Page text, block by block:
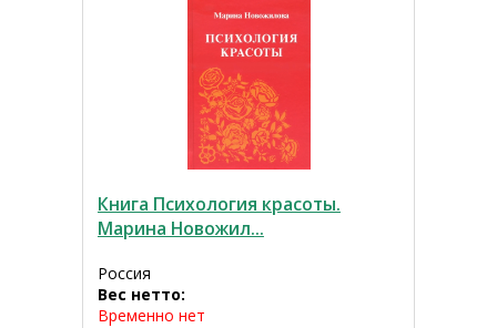
Книга Психология красоты.
Марина Новожил...
Россия
Вес нетто:
Временно нет